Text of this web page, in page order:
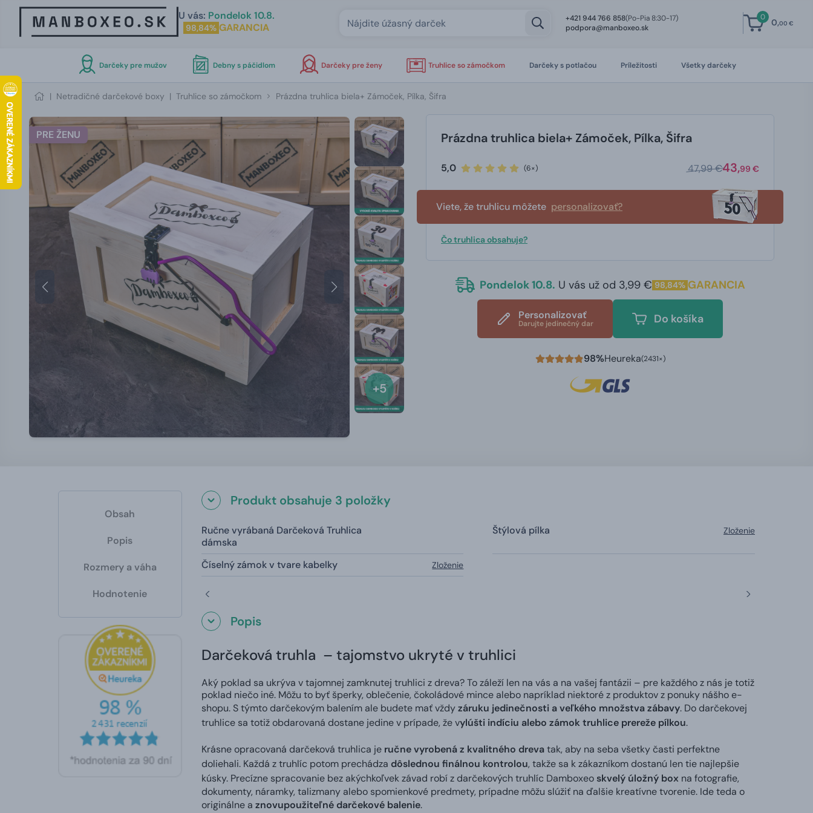
U vás: Pondelok 10.8.
98,84% GARANCIA
+421 944 766 858(Po-Pia 8:30-17)
podpora@manboxeo.sk
0 0,00 €
Darčeky pre mužov Debny s páčidlom Darčeky pre ženy Truhlice so zámočkom Darčeky s potlačou Príležitosti Všetky darčeky
| Netradičné darčekové boxy | Truhlice so zámočkom Prázdna truhlica biela+ Zámoček, Pílka, Šifra
PRE ŽENU
+5
Prázdna truhlica biela+ Zámoček, Pílka, Šifra
5,0 (6×) 47,99 €43,99 €
Viete, že truhlicu môžete personalizovať?
Čo truhlica obsahuje?
Pondelok 10.8. U vás už od 3,99 € 98,84% GARANCIA
Personalizovať
Darujte jedinečný dar Do košíka
98%Heureka(2431×)
Obsah
Popis
Rozmery a váha
Hodnotenie
Produkt obsahuje 3 položky
Ručne vyrábaná Darčeková Truhlica
dámska
Štýlová pílka Zloženie
Číselný zámok v tvare kabelky Zloženie
Popis
Darčeková truhla – tajomstvo ukryté v truhlici
Aký poklad sa ukrýva v tajomnej zamknutej truhlici z dreva? To záleží len na vás a na vašej fantázii – pre každého z nás je totiž
poklad niečo iné. Môžu to byť šperky, oblečenie, čokoládové mince alebo napríklad niektoré z produktov z ponuky nášho e-
shopu. S týmto darčekovým balením ale budete mať vždyzáruku jedinečnosti a veľkého množstva zábavy. Do darčekovej
truhlice sa totiž obdarovaná dostane jedine v prípade, že vylúšti indíciu alebo zámok truhlice prereže pílkou.
Krásne opracovaná darčeková truhlica jeručne vyrobená z kvalitného drevatak, aby na seba všetky časti perfektne
doliehali. Každá z truhlíc potom prechádza dôslednou finálnou kontrolou, takže sa k zákazníkom dostanú len tie najlepšie
kúsky. Precízne spracovanie bez akýchkoľvek závad robí z darčekových truhlíc Damboxeoskvelý úložný box na fotografie,
dokumenty, náramky, talizmany alebo spomienkové predmety, prípadne môžu slúžiť na ďalšie kreatívne tvorenie. Ide teda o
originálne a znovupoužiteľné darčekové balenie.